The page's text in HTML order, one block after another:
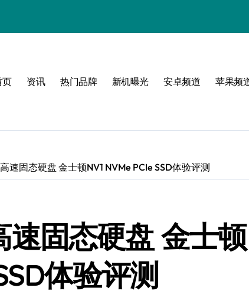
感
界
体验
页 资讯 热门品牌 新机曝光 安卓频道 苹果频
速固态硬盘 金士顿NV1 NVMe PCIe SSD体验评测
固态硬盘 金士顿
体验评测